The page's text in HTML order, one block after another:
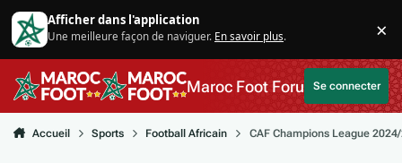
Aller au contenu
Afficher dans l'application
Une meilleure façon de naviguer. En savoir plus. ×
Maroc Foot ForumSe connecter
Accueil Sports Football Africain CAF Champions League